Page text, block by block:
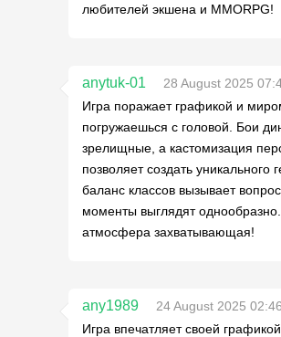
любителей экшена и MMORPG!
anytuk-01
28 August 2025
Игра поражает графикой и
погружаешься с головой. Бои
зрелищные, а кастомизация
позволяет создать уникального
баланс классов вызывает
моменты выглядят
атмосфера захватывающая!
any1989
24 August 2025 02:46
Игра впечатляет своей